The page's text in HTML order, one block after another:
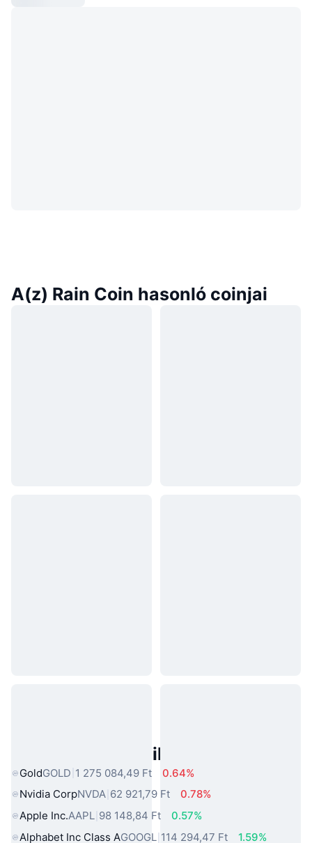
A(z) Rain Coin hasonló coinjai
Népszerű Való Világbeli Eszközök
GoldGOLD 1 275 084,49 Ft
0.64%
Nvidia CorpNVDA 62 921,79 Ft
0.78%
Apple Inc.AAPL 98 148,84 Ft
0.57%
Alphabet Inc Class AGOOGL 114 294,47 Ft 1.59%